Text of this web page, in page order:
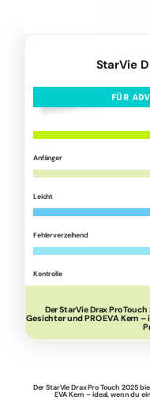
StarVie
FÜR
Anfänger
Leicht
Fehlerverzeihend
Kontrolle
Der StarVie Drax Pro
Gesichter und PRO EVA Kern
Der StarVie Drax Pro Touch 2025
EVA Kern – ideal, wenn du